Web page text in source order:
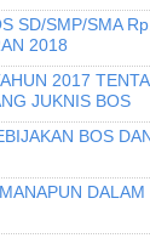
SD/SMP/SMA
2018
2017
JUKNIS BOS
BOS